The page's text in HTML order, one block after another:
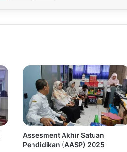
Assesment Akhir Satuan
Pendidikan (AASP) 2025